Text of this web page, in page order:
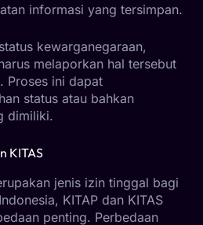
informasi yang tersimpan.
kewarganegaraan,
melaporkan hal tersebut
Proses ini dapat
status atau bahkan
dimiliki.
KITAS
jenis izin tinggal bagi
KITAP dan KITAS
penting. Perbedaan